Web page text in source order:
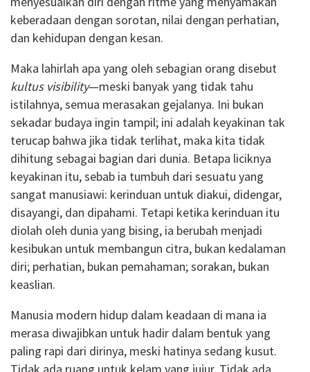
keberadaan dengan sorotan, nilai dengan perhatian,
dan kehidupan dengan kesan.
Maka lahirlah apa yang oleh sebagian orang disebut
kultus visibility—meski banyak yang tidak tahu
istilahnya, semua merasakan gejalanya. Ini bukan
sekadar budaya ingin tampil; ini adalah keyakinan tak
terucap bahwa jika tidak terlihat, maka kita tidak
dihitung sebagai bagian dari dunia. Betapa liciknya
keyakinan itu, sebab ia tumbuh dari sesuatu yang
sangat manusiawi: kerinduan untuk diakui, didengar,
disayangi, dan dipahami. Tetapi ketika kerinduan itu
diolah oleh dunia yang bising, ia berubah menjadi
kesibukan untuk membangun citra, bukan kedalaman
diri; perhatian, bukan pemahaman; sorakan, bukan
keaslian.
Manusia modern hidup dalam keadaan di mana ia
merasa diwajibkan untuk hadir dalam bentuk yang
paling rapi dari dirinya, meski hatinya sedang kusut.